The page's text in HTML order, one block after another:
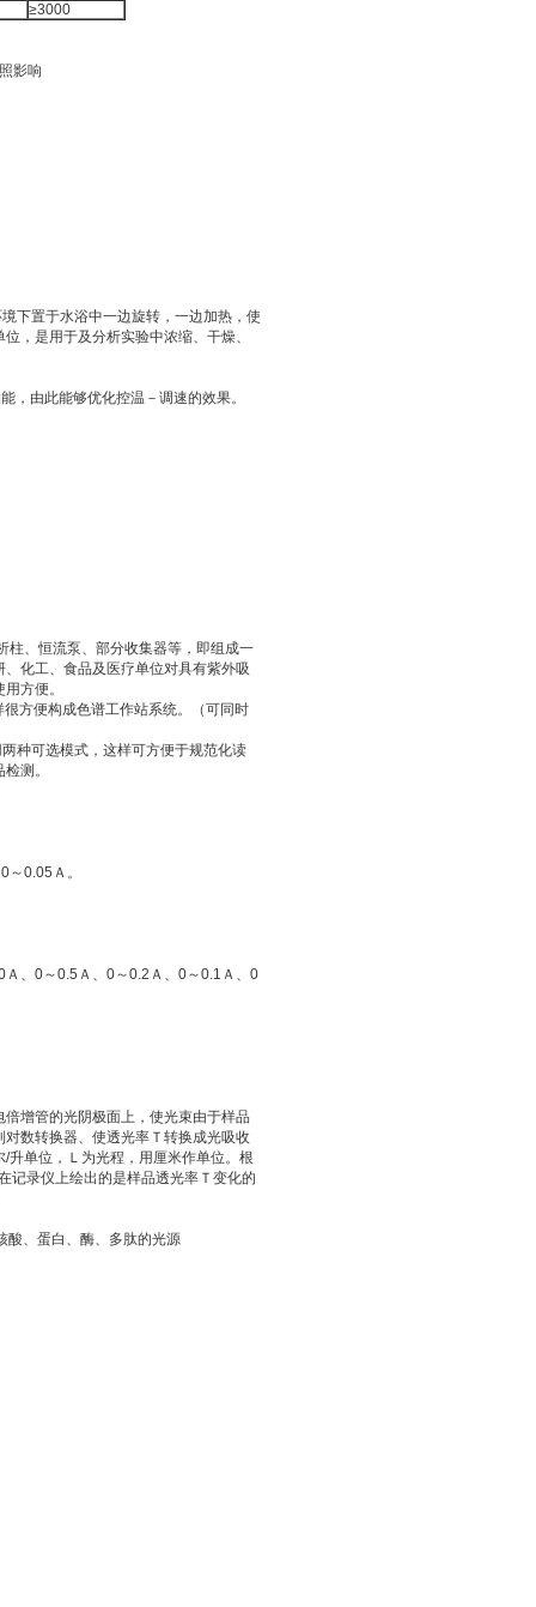
≥3000
影响
下置于水浴中一边旋转，一边加热，使
，是用于及分析实验中浓缩、干燥、
由此能够优化控温－调速的效果。
、恒流泵、部分收集器等，即组成一
化工、食品及医疗单位对具有紫外吸
方便。
方便构成色谱工作站系统。（可同时
种可选模式，这样可方便于规范化读
测。
0.05Ａ。
Ａ、0～0.5Ａ、0～0.2Ａ、0～0.1Ａ、0
增管的光阴极面上，使光束由于样品
数转换器、使透光率Ｔ转换成光吸收
升单位，Ｌ为光程，用厘米作单位。根
记录仪上绘出的是样品透光率Ｔ变化的
、蛋白、酶、多肽的光源